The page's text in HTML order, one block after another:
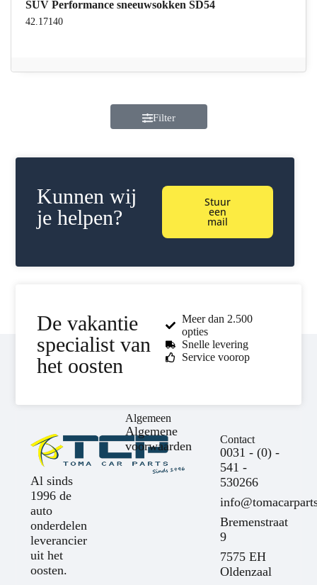
SUV Performance sneeuwsokken SD54
42.17140
Filter
Kunnen wij
je helpen?
Stuur
een
mail
De vakantie
specialist van
het oosten
Meer dan 2.500
opties
Snelle levering
Service voorop
Al sinds
1996 de
auto
onderdelen
leverancier
uit het
oosten.
Algemeen
Algemene
voorwaarden
Contact
0031 - (0) -
541 -
530266
Bremenstraat
9
7575 EH
Oldenzaal